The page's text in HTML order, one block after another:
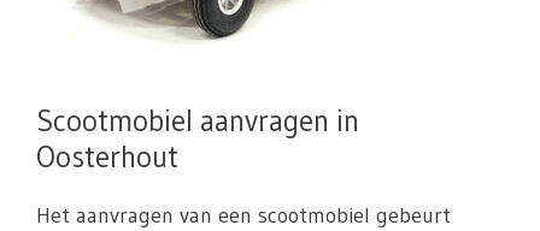
Scootmobiel aanvragen in
Oosterhout
Het aanvragen van een scootmobiel gebeurt